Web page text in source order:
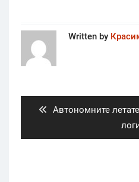
Written by
Previous
Автономните